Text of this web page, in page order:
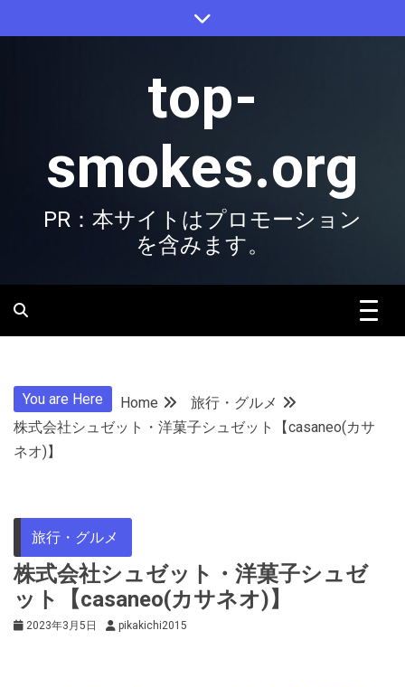
to
top-
smokes.org
PR：本サイトはプロモーション
を含みます。
You are Here Home
旅行・グルメ
株式会社シュゼット・洋菓子シュゼット【casaneo(カサ
ネオ)】
旅行・グルメ
株式会社シュゼット・洋菓子シュゼ
ット【casaneo(カサネオ)】
2023年3月5日 pikakichi2015